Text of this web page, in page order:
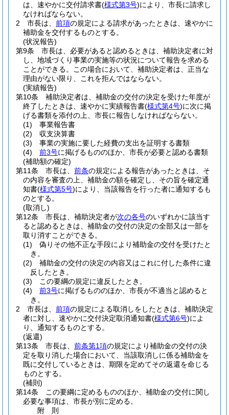
は、速やかに交付請求書(様式第3号)により、市長に請求し
なければならない。
2
市長は、 前項の規定による請求があったときは、速やかに
補助金を交付するものとする。
(状況報告)
第9条
市長は、必要があると認めるときは、補助決定者に対
し、地域づくり事業の実施等の状況について報告を求める
ことができる。
この場合において、補助決定者は、正当な
理由がない限り、これを拒んではならない。
(実績報告)
第10条
補助決定者は、補助金の交付の決定を受けた年度が
終了したときは、速やかに実績報告書(様式第4号)に次に掲
げる書類を添付の上、市長に報告しなければならない。
(1)
事業報告書
(2)
収支決算書
(3)
事業の実施に要した経費の支出を証明する書類
(4)
前3号に掲げるもののほか、市長が必要と認める書類
(補助額の確定)
第11条
市長は、 前条の規定による報告があったときは、そ
の内容を審査の上、補助金の額を確定し、その旨を確定通
知書(様式第5号)により、当該報告を行った者に通知するも
のとする。
(取消し)
第12条
市長は、補助決定者が次の各号のいずれかに該当す
ると認めるときは、補助金の交付の決定の全部又は一部を
取り消すことができる。
(1)
偽りその他不正な手段により補助金の交付を受けたと
き。
(2)
補助金の交付の決定の内容又はこれに付した条件に違
反したとき。
(3)
この要綱の規定に違反したとき。
(4)
前3号に掲げるもののほか、市長が不適当と認めると
き。
2
市長は、 前項の規定による取消しをしたときは、補助決定
者に対し、速やかに交付決定取消通知書(様式第6号)によ
り、通知するものとする。
(返還)
第13条
市長は、 前条第1項の規定により補助金の交付の決
定を取り消した場合において、当該取消しに係る補助金を
既に交付しているときは、期限を定めてその返還を命じる
ものとする。
(補則)
第14条
この要綱に定めるもののほか、補助金の交付に関し
必要な事項は、市長が別に定める。
附 則